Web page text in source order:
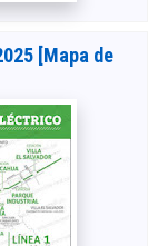
[Mapa de